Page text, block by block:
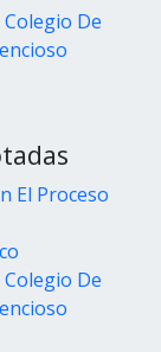
De
El Proceso
De